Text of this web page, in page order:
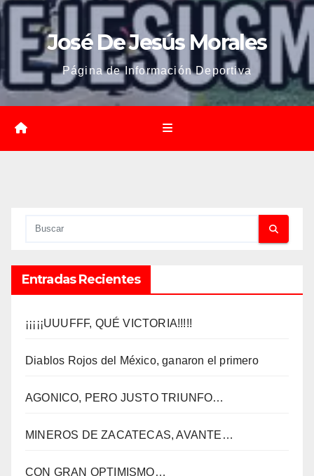
José De Jesús Morales
Página de Información Deportiva
Entradas Recientes
¡¡¡¡¡UUUFFF, QUÉ VICTORIA!!!!!
Diablos Rojos del México, ganaron el primero
AGONICO, PERO JUSTO TRIUNFO…
MINEROS DE ZACATECAS, AVANTE…
CON GRAN OPTIMISMO…